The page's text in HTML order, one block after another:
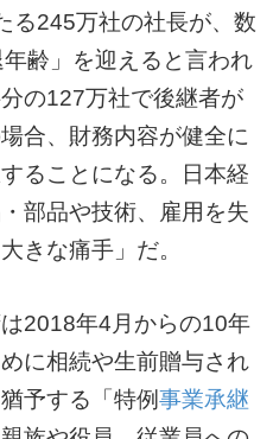
る245万社の社長が、数
齢」を迎えると言われ
の127万社で後継者が
合、財務内容が健全に
ることになる。日本経
部品や技術、雇用を失
きな痛手」だ。
2018年4月からの10年
に相続や生前贈与され
予する「特例事業承継